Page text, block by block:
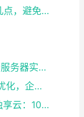
国外便宜的云服务器怎么选？牢记这几点，避免踩坑
企业级稳定+平民价！日本东京共享云服务器实测：CentOS 7.9系统+资源隔离，稳定性达99.99%
香港云服务器天花板！8核16G+CN2优化，企业级数据安全+毫秒级延迟双保险！
跨境直播不卡顿！实测RAK马来西亚独享云：1080P推流稳定，首月6折优惠中